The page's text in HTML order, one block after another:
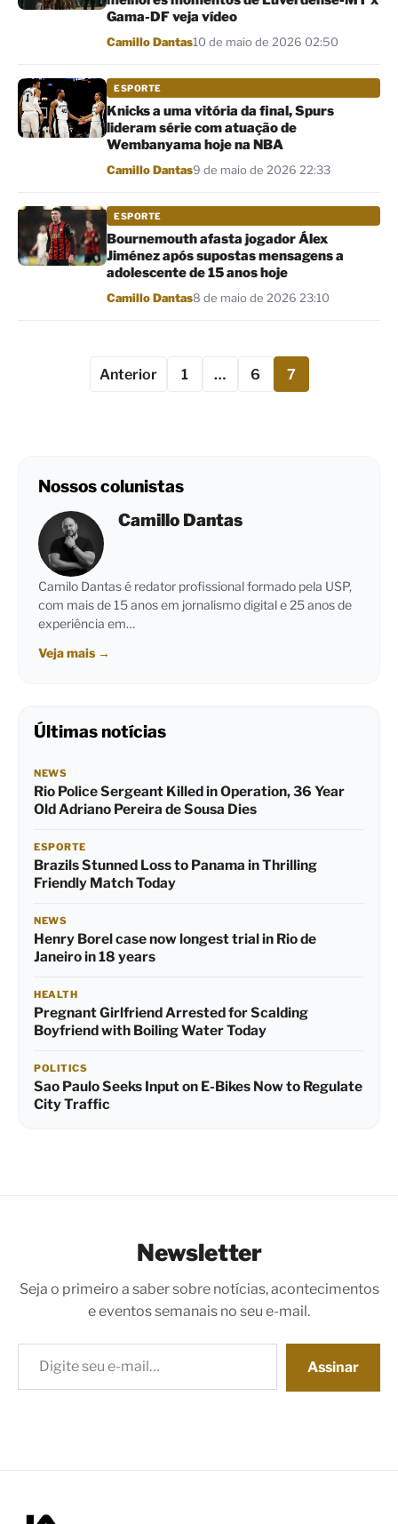
Gama-DF veja vídeo
Por
Camillo Dantas10 de maio de 2026 02:50
ESPORTE
Knicks a uma vitória da final, Spurs
lideram série com atuação de
Wembanyama hoje na NBA
Por
Camillo Dantas9 de maio de 2026 22:33
ESPORTE
Bournemouth afasta jogador Álex
Jiménez após supostas mensagens a
adolescente de 15 anos hoje
Por
Camillo Dantas8 de maio de 2026 23:10
Anterior 1 … 6 7
Nossos colunistas
Camillo Dantas
Camilo Dantas é redator profissional formado pela USP,
com mais de 15 anos em jornalismo digital e 25 anos de
experiência em…
Veja mais →
Últimas notícias
NEWS
Rio Police Sergeant Killed in Operation, 36 Year
Old Adriano Pereira de Sousa Dies
ESPORTE
Brazils Stunned Loss to Panama in Thrilling
Friendly Match Today
NEWS
Henry Borel case now longest trial in Rio de
Janeiro in 18 years
HEALTH
Pregnant Girlfriend Arrested for Scalding
Boyfriend with Boiling Water Today
POLITICS
Sao Paulo Seeks Input on E-Bikes Now to Regulate
City Traffic
Newsletter
Seja o primeiro a saber sobre notícias, acontecimentos
e eventos semanais no seu e-mail.
Digite seu e-mail…
Assinar